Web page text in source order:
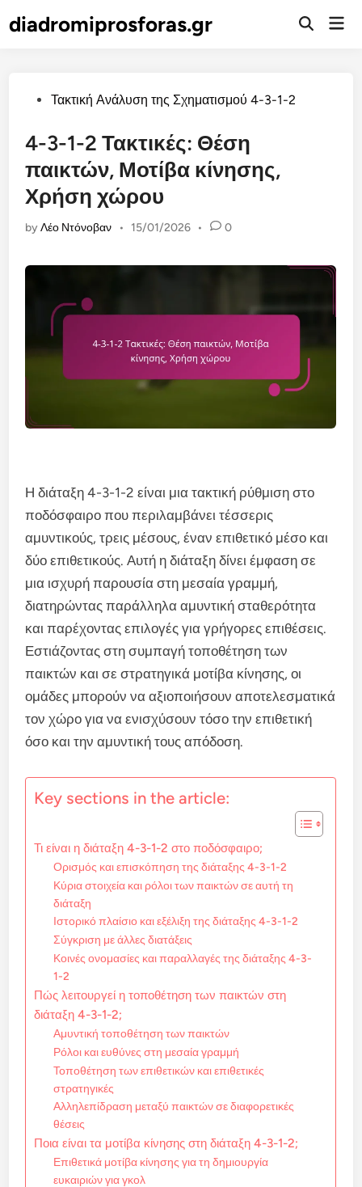
todiadromiprosforas.gr
Open
PostedΤακτική Ανάλυση της Σχηματισμού 4-3-1-2
4-3-1-2 Τακτικές: Θέση
παικτών, Μοτίβα κίνησης,
Χρήση χώρου
byΛέο Ντόνοβαν • 15/01/2026 • 0
Η διάταξη 4-3-1-2 είναι μια τακτική ρύθμιση στο
ποδόσφαιρο που περιλαμβάνει τέσσερις
αμυντικούς, τρεις μέσους, έναν επιθετικό μέσο και
δύο επιθετικούς. Αυτή η διάταξη δίνει έμφαση σε
μια ισχυρή παρουσία στη μεσαία γραμμή,
διατηρώντας παράλληλα αμυντική σταθερότητα
και παρέχοντας επιλογές για γρήγορες επιθέσεις.
Εστιάζοντας στη συμπαγή τοποθέτηση των
παικτών και σε στρατηγικά μοτίβα κίνησης, οι
ομάδες μπορούν να αξιοποιήσουν αποτελεσματικά
τον χώρο για να ενισχύσουν τόσο την επιθετική
όσο και την αμυντική τους απόδοση.
Key sections in the article:
Τι είναι η διάταξη 4-3-1-2 στο ποδόσφαιρο;
Ορισμός και επισκόπηση της διάταξης 4-3-1-2
Κύρια στοιχεία και ρόλοι των παικτών σε αυτή τη
διάταξη
Ιστορικό πλαίσιο και εξέλιξη της διάταξης 4-3-1-2
Σύγκριση με άλλες διατάξεις
Κοινές ονομασίες και παραλλαγές της διάταξης 4-3-
1-2
Πώς λειτουργεί η τοποθέτηση των παικτών στη
διάταξη 4-3-1-2;
Αμυντική τοποθέτηση των παικτών
Ρόλοι και ευθύνες στη μεσαία γραμμή
Τοποθέτηση των επιθετικών και επιθετικές
στρατηγικές
Αλληλεπίδραση μεταξύ παικτών σε διαφορετικές
θέσεις
Ποια είναι τα μοτίβα κίνησης στη διάταξη 4-3-1-2;
Επιθετικά μοτίβα κίνησης για τη δημιουργία
ευκαιριών για γκολ